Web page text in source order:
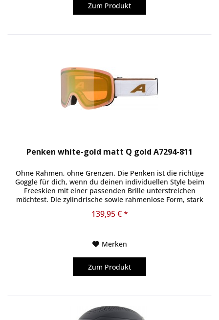
Zum Produkt
Penken white-gold matt Q gold A7294-811
Ohne Rahmen, ohne Grenzen. Die Penken ist die richtige
Goggle für dich, wenn du deinen individuellen Style beim
Freeskien mit einer passenden Brille unterstreichen
möchtest. Die zylindrische sowie rahmenlose Form, stark
139,95 € *
Merken
Zum Produkt